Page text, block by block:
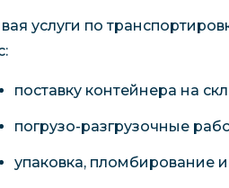
услуги по
поставку контейнера на
погрузо-разгрузочные
упаковка, пломбирование